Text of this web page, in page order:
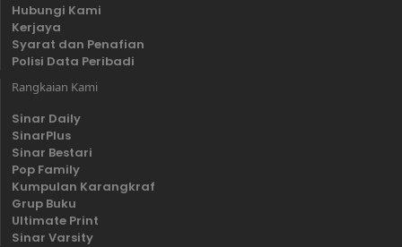
Hubungi Kami
Kerjaya
Syarat dan Penafian
Polisi Data Peribadi
Rangkaian Kami
Sinar Daily
SinarPlus
Sinar Bestari
Pop Family
Kumpulan Karangkraf
Grup Buku
Ultimate Print
Sinar Varsity